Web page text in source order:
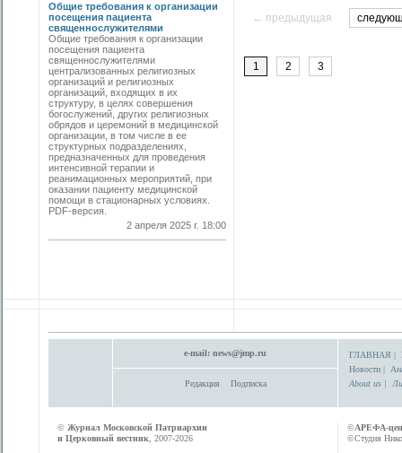
Общие требования к организации
посещения пациента
священнослужителями
Общие требования к организации
посещения пациента
священнослужителями
централизованных религиозных
организаций и религиозных
организаций, входящих в их
структуру, в целях совершения
богослужений, других религиозных
обрядов и церемоний в медицинской
организации, в том числе в ее
структурных подразделениях,
предназначенных для проведения
интенсивной терапии и
реанимационных мероприятий, при
оказании пациенту медицинской
помощи в стационарных условиях.
PDF-версия.
2 апреля 2025 г. 18:00
← предыдущая
1 2 3
e-mail: news@jmp.ru
Редакция Подписка
ГЛАВНАЯ |
Новости |
About us |
© Журнал Московской Патриархии
и Церковный вестник , 2007-2026
©АРЕФА-
©Студия